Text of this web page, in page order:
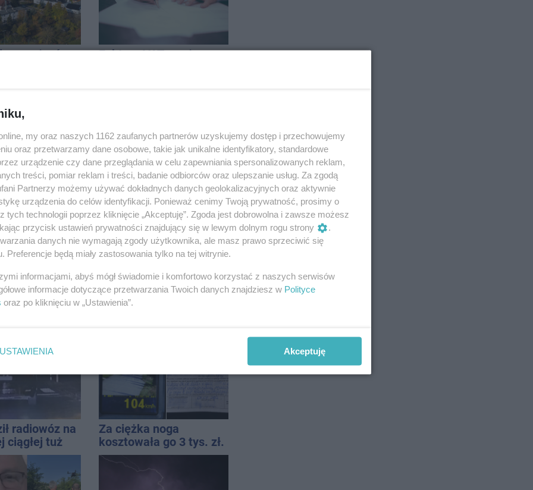
pasażerów
Faktura VAT marża –
wśród
Uszkodzili gazociąg i
linię energetyczną.
Interweniowały służby
kobiety na
W sobotę Kujawski
radiowóz na
ciągłej tuż
Za ciężka noga
kosztowała go 3 tys. zł.
Do tego 13 punktów
my oraz naszych 1162 zaufanych partnerów uzyskujemy dostęp i przechowujemy
oraz przetwarzamy dane osobowe, takie jak unikalne identyfikatory, standardowe
urządzenie czy dane przeglądania w celu zapewniania spersonalizowanych reklam,
treści, pomiar reklam i treści, badanie odbiorców oraz ulepszanie usług. Za zgodą
Partnerzy możemy używać dokładnych danych geolokalizacyjnych oraz aktywnie
urządzenia do celów identyfikacji. Ponieważ cenimy Twoją prywatność, prosimy o
tych technologii poprzez kliknięcie „Akceptuję”. Zgoda jest dobrowolna i zawsze możesz
przycisk ustawień prywatności znajdujący się w lewym dolnym rogu strony
.
danych nie wymagają zgody użytkownika, ale masz prawo sprzeciwić się
Preferencje będą miały zastosowania tylko na tej witrynie.
informacjami, abyś mógł świadomie i komfortowo korzystać z naszych serwisów
informacje dotyczące przetwarzania Twoich danych znajdziesz w Polityce
oraz po kliknięciu w „Ustawienia”.
USTAWIENIA Akceptuję